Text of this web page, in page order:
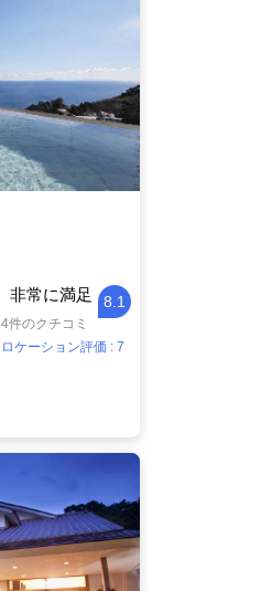
非常に満足 8.1
4件のクチコミ
ロケーション評価 : 7